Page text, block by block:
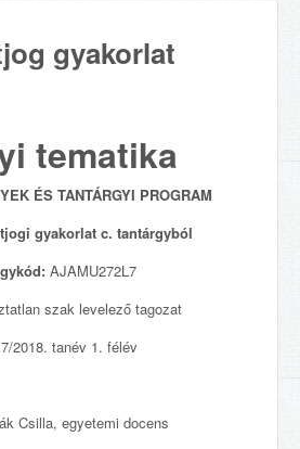
gyakorlat
tematika
ÉS TANTÁRGYI PROGRAM
gyakorlat c. tantárgyból
AJAMU272L7
szak levelező tagozat
2018. tanév 1. félév
Csilla, egyetemi docens